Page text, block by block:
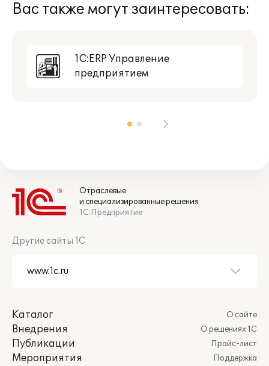
Вас также могут заинтересовать:
1С:ERP Управление
предприятием
Отраслевые
и специализированные решения
1С:Предприятие
Другие сайты 1С
Каталог
Внедрения
Публикации
Мероприятия
О сайте
О решениях 1С
Прайс-лист
Поддержка